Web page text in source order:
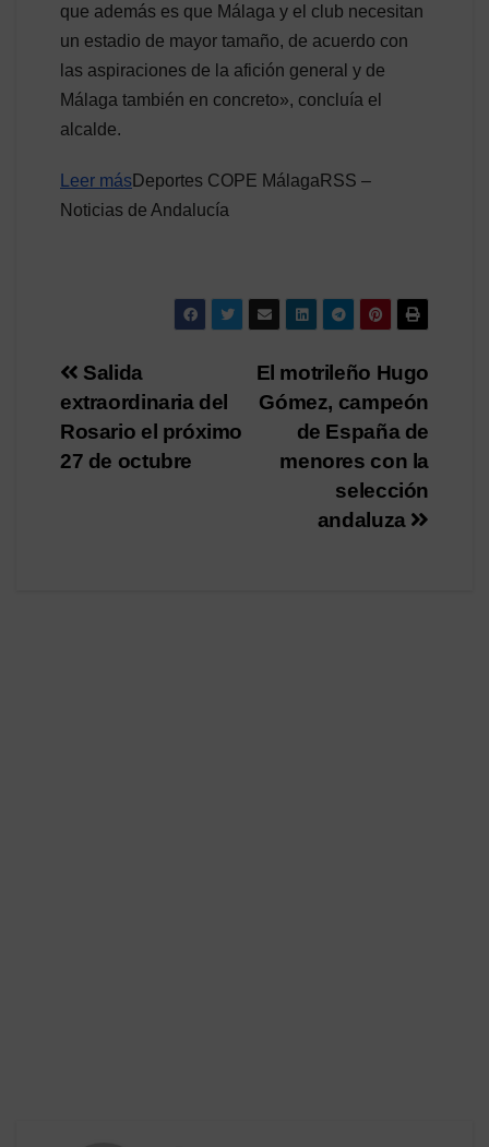
que además es que Málaga y el club necesitan
un estadio de mayor tamaño, de acuerdo con
las aspiraciones de la afición general y de
Málaga también en concreto», concluía el
alcalde.
Leer másDeportes COPE MálagaRSS –
Noticias de Andalucía
Navegación
de
entradas
El motrileño Hugo
Gómez, campeón
de España de
menores con la
selección
andaluza
Salida
extraordinaria del
Rosario el próximo
27 de octubre